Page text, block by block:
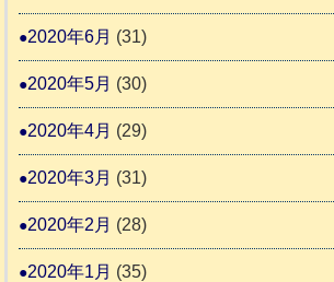
2020年6月 (31)
2020年5月 (30)
2020年4月 (29)
2020年3月 (31)
2020年2月 (28)
2020年1月 (35)